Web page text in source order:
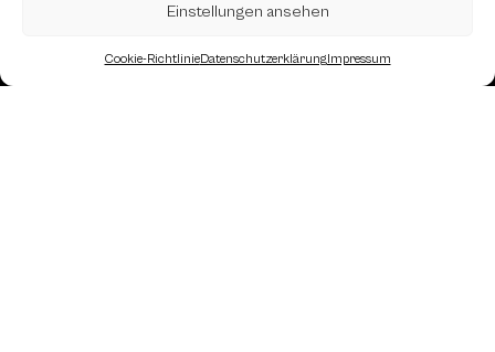
Einstellungen ansehen
Cookie-RichtlinieDatenschutzerklärungImpressum